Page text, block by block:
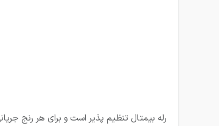
رله بیمتال تنظیم پذیر است و برای هر رنج